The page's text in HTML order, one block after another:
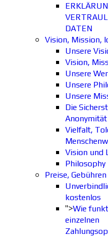
DATEN
Vision, Mission,
Unsere
Vision,
Unsere
Unsere
Unsere
Die
Vielfalt,
Vision und
Philosophy
Preise, Gebühren
kostenlos
">Wie
einzelnen